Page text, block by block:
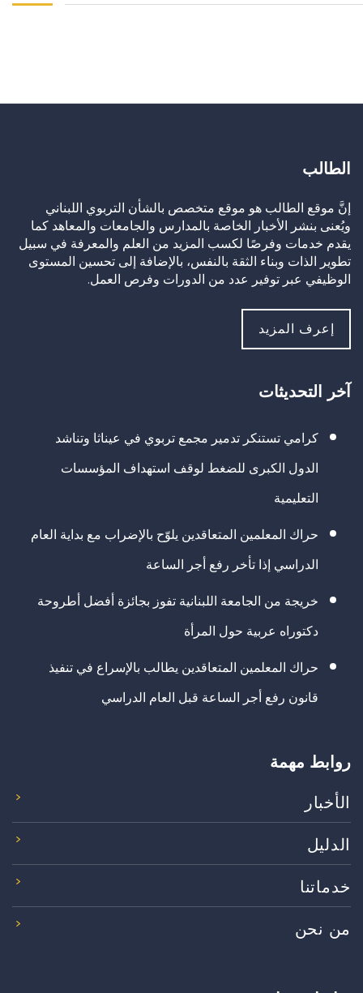
الطالب
إنَّ موقع الطالب هو موقع متخصص بالشأن التربوي اللبناني
ويُعنى بنشر الأخبار الخاصة بالمدارس والجامعات والمعاهد كما
يقدم خدمات وفرصًا لكسب المزيد من العلم والمعرفة في سبيل
تطوير الذات وبناء الثقة بالنفس، بالإضافة إلى تحسين المستوى
الوظيفي عبر توفير عدد من الدورات وفرص العمل.
إعرف المزيد
آخر التحديثات
كرامي تستنكر تدمير مجمع تربوي في عيناثا وتناشد
الدول الكبرى للضغط لوقف استهداف المؤسسات
التعليمية
حراك المعلمين المتعاقدين يلوّح بالإضراب مع بداية العام
الدراسي إذا تأخر رفع أجر الساعة
خريجة من الجامعة اللبنانية تفوز بجائزة أفضل أطروحة
دكتوراه عربية حول المرأة
حراك المعلمين المتعاقدين يطالب بالإسراع في تنفيذ
قانون رفع أجر الساعة قبل العام الدراسي
روابط مهمة
الأخبار
الدليل
خدماتنا
من نحن